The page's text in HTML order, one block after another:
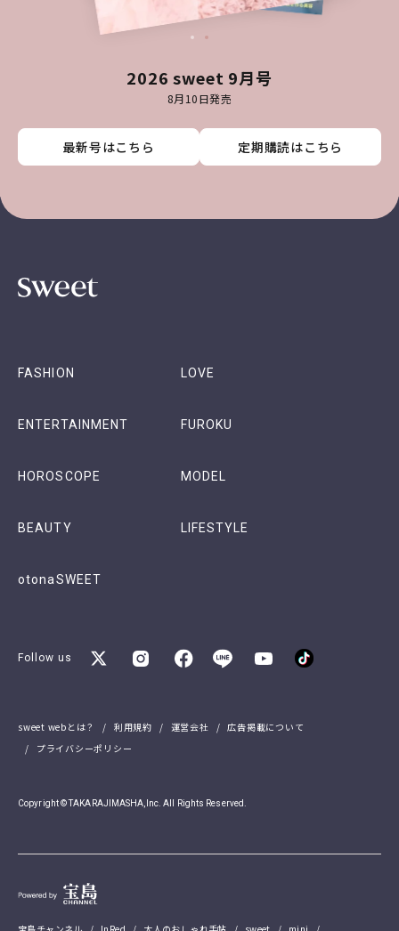
2026 sweet 9月号
8月10日発売
最新号はこちら 定期購読はこちら
最新号はこちら 定期購読はこちら
最新号はこちら 定期購読はこちら
最新号はこちら 定期購読はこちら
FASHION LOVE
ENTERTAINMENT FUROKU
HOROSCOPE MODEL
BEAUTY LIFESTYLE
otonaSWEET
Follow us
sweet webとは？ 利用規約 運営会社
広告掲載について
プライバシーポリシー
Copyright © TAKARAJIMASHA,Inc. All Rights Reserved.